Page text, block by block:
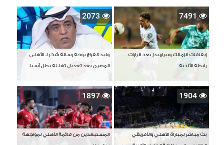
7491
إيقافات الزمالك وبيراميدز بعد قرارات
رابطة الأندية
2073
وليد الفراج يوجه رسالة شكر لـ الأهلي
المصري بعد تعديل تهنئة بطل آسيا
1904
بث مباشر لمباراة الأهلي والأفريقي
1897
المستبعدين من قائمة الأهلي لمواجهة